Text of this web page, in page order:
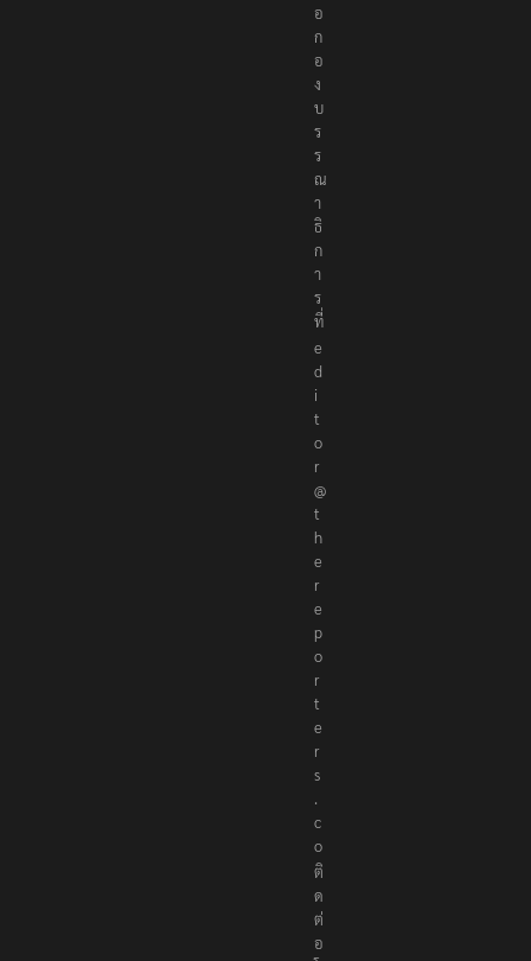
อ
ก
อ
ง
บ
ร
ร
ณ
า
ธิ
ก
า
ร
ที่
e
d
i
t
o
r
@
t
h
e
r
e
p
o
r
t
e
r
s
.
c
o
ติ
ด
ต่
อ